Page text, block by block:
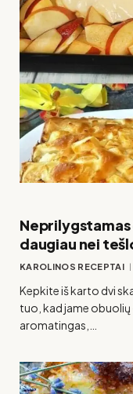
daugiau nei
KAROLINOS RECEPTAI
Kepkite iš karto dvi
tuo, kad jame obuolių
aromatingas,…